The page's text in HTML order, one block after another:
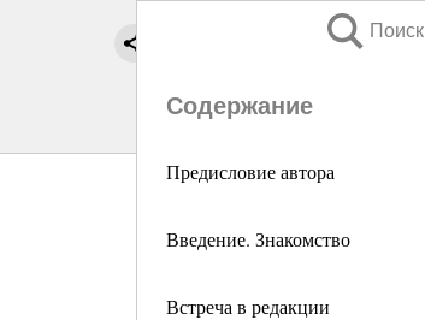
Поиск
Содержание
Предисловие автора
Введение. Знакомство
Встреча в редакции